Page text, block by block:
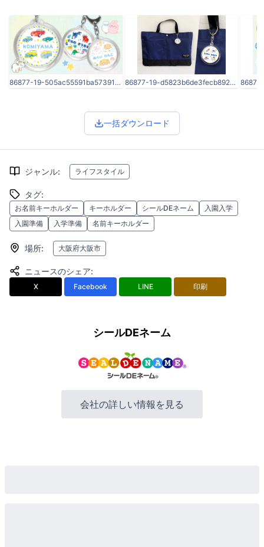
86877-19-505ac55591ba57391cba14081ff5bfd4-1920x1005.png 86877-19-d5823b6de3fecb8926044d7b4664bd1d-1800x1200.png
一括ダウンロード
ジャンル: ライフスタイル
タグ:
お名前キーホルダー キーホルダー シールDEネーム
入園入学
入園準備
入学準備 名前キーホルダー
場所: 大阪府大阪市
ニュースのシェア:
X Facebook LINE 印刷
シールDEネーム
会社の詳しい情報を見る